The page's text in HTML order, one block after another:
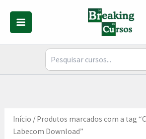
conteúdo
Início / Produtos marcados com a tag
Labecom Download”